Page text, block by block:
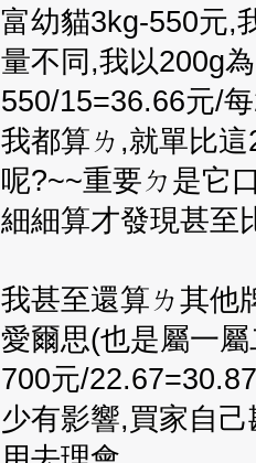
富幼貓3kg-550元,
量不同,我以200g
550/15=36.66元/
我都算ㄌ,就單比
呢?~~重要ㄉ是它
細細算才發現甚至
我甚至還算ㄌ其他
愛爾思(也是屬一
700元/
少有影響,買家自